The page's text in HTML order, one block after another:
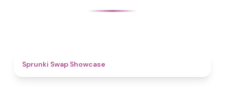
Sprunki Swap Showcase